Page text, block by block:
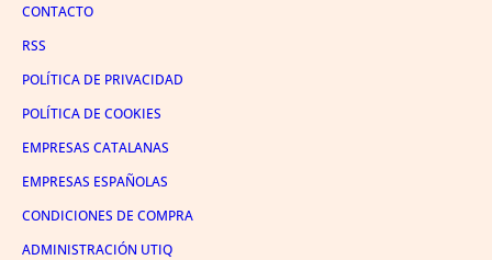
CONTACTO
RSS
POLÍTICA DE PRIVACIDAD
POLÍTICA DE COOKIES
EMPRESAS CATALANAS
EMPRESAS ESPAÑOLAS
CONDICIONES DE COMPRA
ADMINISTRACIÓN UTIQ